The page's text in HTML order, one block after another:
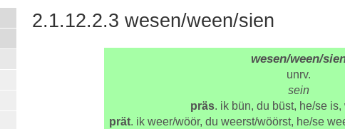
2.1.12.2.3 wesen/ween/sien
wesen/ween/
unrv.
sein
präs. ik bün, du büst, he/se
prät. ik weer/wöör, du weerst/wöörst, he/se